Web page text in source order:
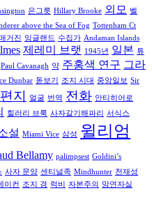
은그릇 Hillary Brooke 외모
벨
above the Sea of Fog Tottenham Ct
거진 잉글랜드 수집가 Andaman Islands
제레미 브랫 1945년 일본 튜
Paul Cavanagh 약 주홍색 연구 그라
Dunbar 돋보기 조지 시대 중앙일보 Sir
편지 얼굴 번역 전화 안티히어로
힐러리 브룩 사자갈기해파리 서식스
설 Miami Vice 삼성 윌리엄
Bellamy palimpsest Goldini’s
사자 문양 센티널족 Mindhunter 천재성
이컨 조지 경 럭비 자본주의 망연자실